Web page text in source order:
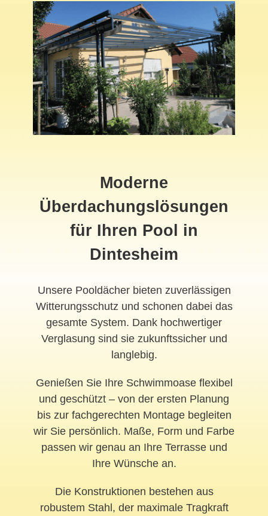
Moderne
Überdachungslösungen
für Ihren Pool in
Dintesheim
Unsere Pooldächer bieten zuverlässigen
Witterungsschutz und schonen dabei das
gesamte System. Dank hochwertiger
Verglasung sind sie zukunftssicher und
langlebig.
Genießen Sie Ihre Schwimmoase flexibel
und geschützt – von der ersten Planung
bis zur fachgerechten Montage begleiten
wir Sie persönlich. Maße, Form und Farbe
passen wir genau an Ihre Terrasse und
Ihre Wünsche an.
Die Konstruktionen bestehen aus
robustem Stahl, der maximale Tragkraft